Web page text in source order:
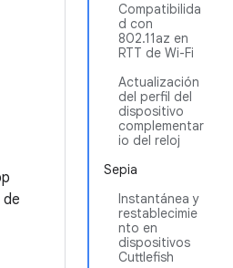
Compatibilida
d con
802.11az en
RTT de Wi-Fi
Actualización
del perfil del
dispositivo
complementar
io del reloj
Sepia
Instantánea y
restablecimie
nto en
dispositivos
Cuttlefish